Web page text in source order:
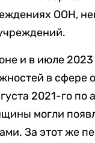
ООН,
и в июле
в сфере
2021-го
могли
За этот же